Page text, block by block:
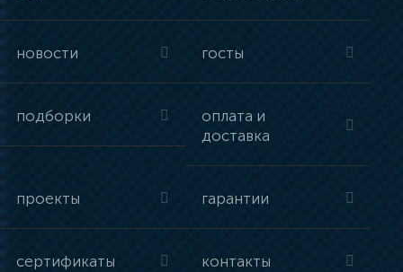
новости госты
подборки
оплата и
доставка
проекты гарантии
сертификаты контакты